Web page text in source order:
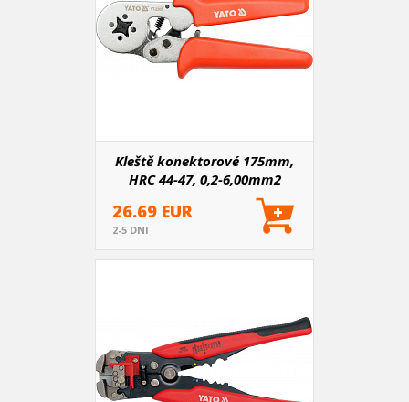
Kleště konektorové 175mm,
HRC 44-47, 0,2-6,00mm2
26.69 EUR
2-5 DNI